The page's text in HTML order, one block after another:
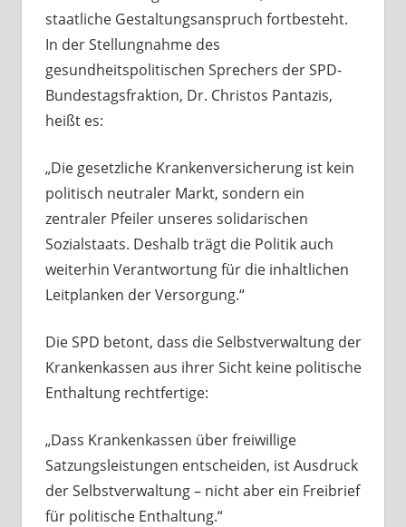
staatliche Gestaltungsanspruch fortbesteht.
In der Stellungnahme des
gesundheitspolitischen Sprechers der SPD-
Bundestagsfraktion, Dr. Christos Pantazis,
heißt es:
„Die gesetzliche Krankenversicherung ist kein
politisch neutraler Markt, sondern ein
zentraler Pfeiler unseres solidarischen
Sozialstaats. Deshalb trägt die Politik auch
weiterhin Verantwortung für die inhaltlichen
Leitplanken der Versorgung.“
Die SPD betont, dass die Selbstverwaltung der
Krankenkassen aus ihrer Sicht keine politische
Enthaltung rechtfertige:
„Dass Krankenkassen über freiwillige
Satzungsleistungen entscheiden, ist Ausdruck
der Selbstverwaltung – nicht aber ein Freibrief
für politische Enthaltung.“